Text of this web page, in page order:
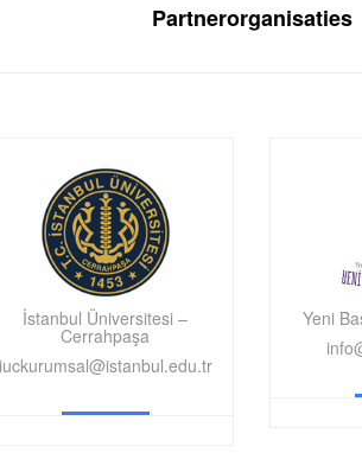
Partnerorganisaties
İstanbul Üniversitesi –
Cerrahpaşa
iuckurumsal@istanbul.edu.tr
Yeni